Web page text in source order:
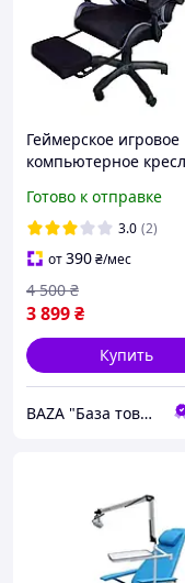
Геймерское игровое
компьютерное
подставкой для ног из
ткани и велюра
спортивное для пк
раскладное Lagoon
Готово к отправке
3.0 (2)
от390₴/мес
3 899₴
4 500 ₴
Купить
BAZA "База товарів з Європи"